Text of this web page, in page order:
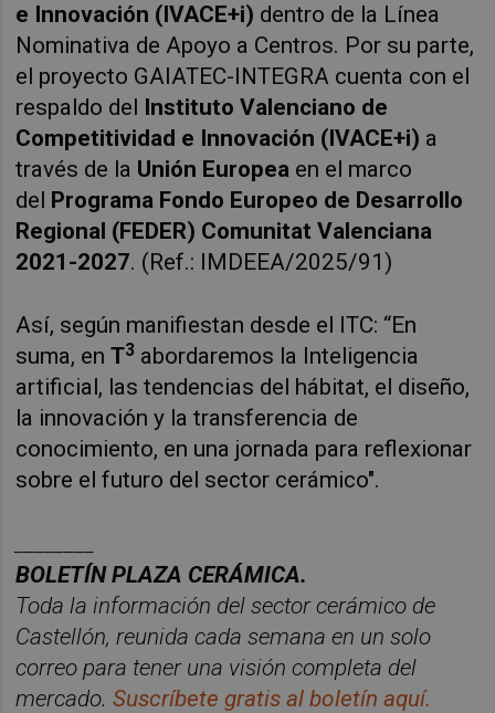
e Innovación (IVACE+i) dentro de la Línea
Nominativa de Apoyo a Centros. Por su parte,
el proyecto GAIATEC-INTEGRA cuenta con el
respaldo del Instituto Valenciano de
Competitividad e Innovación (IVACE+i) a
través de la Unión Europea en el marco
del Programa Fondo Europeo de Desarrollo
Regional (FEDER) Comunitat Valenciana
2021-2027. (Ref.: IMDEEA/2025/91)
Así, según manifiestan desde el ITC: “En
suma, enT3 abordaremos la Inteligencia
artificial, las tendencias del hábitat, el diseño,
la innovación y la transferencia de
conocimiento, en una jornada para reflexionar
sobre el futuro del sector cerámico".
BOLETÍN PLAZA CERÁMICA.
Toda la información del sector cerámico de
Castellón, reunida cada semana en un solo
correo para tener una visión completa del
mercado. Suscríbete gratis alboletín aquí.